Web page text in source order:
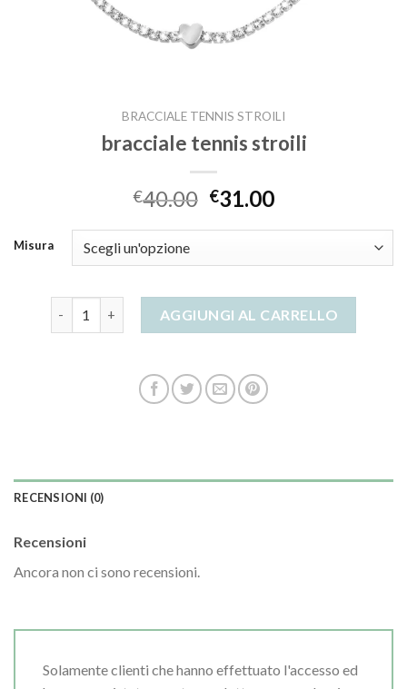
BRACCIALE TENNIS STROILI
bracciale tennis stroili
€40.00 €31.00
Misura
AGGIUNGI AL CARRELLO
RECENSIONI (0)
Recensioni
Ancora non ci sono recensioni.
Solamente clienti che hanno effettuato l'accesso ed